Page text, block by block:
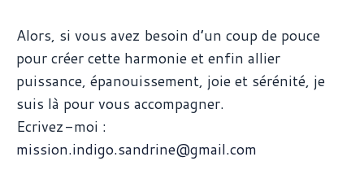
Alors, si vous avez besoin d’un coup de pouce
pour créer cette harmonie et enfin allier
puissance, épanouissement, joie et sérénité, je
suis là pour vous accompagner.
Ecrivez-moi :
mission.indigo.sandrine@gmail.com